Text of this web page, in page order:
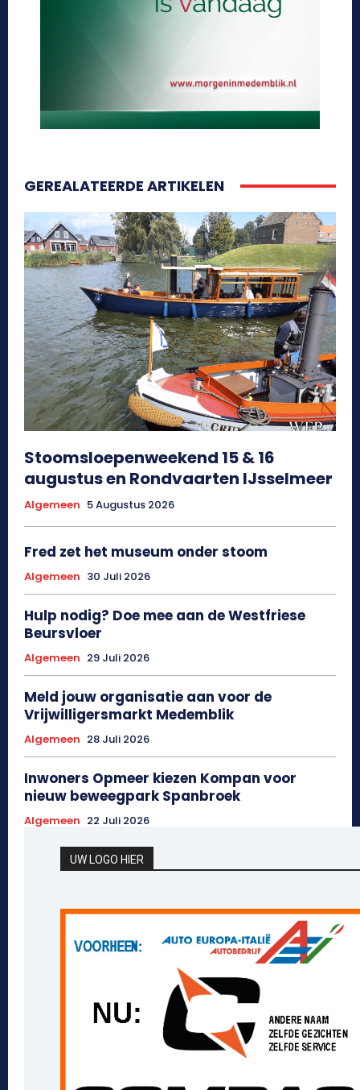
GEREALATEERDE ARTIKELEN
Stoomsloepenweekend 15 & 16
augustus en Rondvaarten IJsselmeer
Algemeen 5 Augustus 2026
Fred zet het museum onder stoom
Algemeen 30 Juli 2026
Hulp nodig? Doe mee aan de Westfriese
Beursvloer
Algemeen 29 Juli 2026
Meld jouw organisatie aan voor de
Vrijwilligersmarkt Medemblik
Algemeen 28 Juli 2026
Inwoners Opmeer kiezen Kompan voor
nieuw beweegpark Spanbroek
Algemeen 22 Juli 2026
UW LOGO HIER